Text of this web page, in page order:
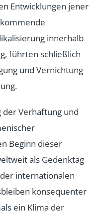
Entwicklungen jener
innerhalb
führten schließlich
und Vernichtung
der Verhaftung und
Beginn dieser
als Gedenktag
internationalen
konsequenter
ein Klima der